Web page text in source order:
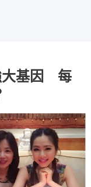
大基因 每